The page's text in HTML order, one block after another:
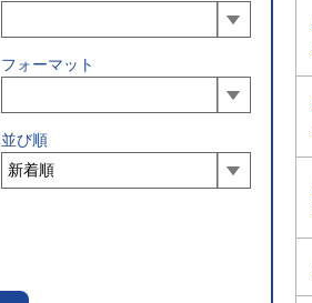
フォーマット
並び順